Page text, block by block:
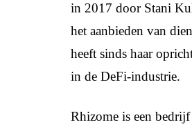
in 2017 door Stani
het aanbieden van
heeft sinds haar
in de DeFi-industrie.
Rhizome is een